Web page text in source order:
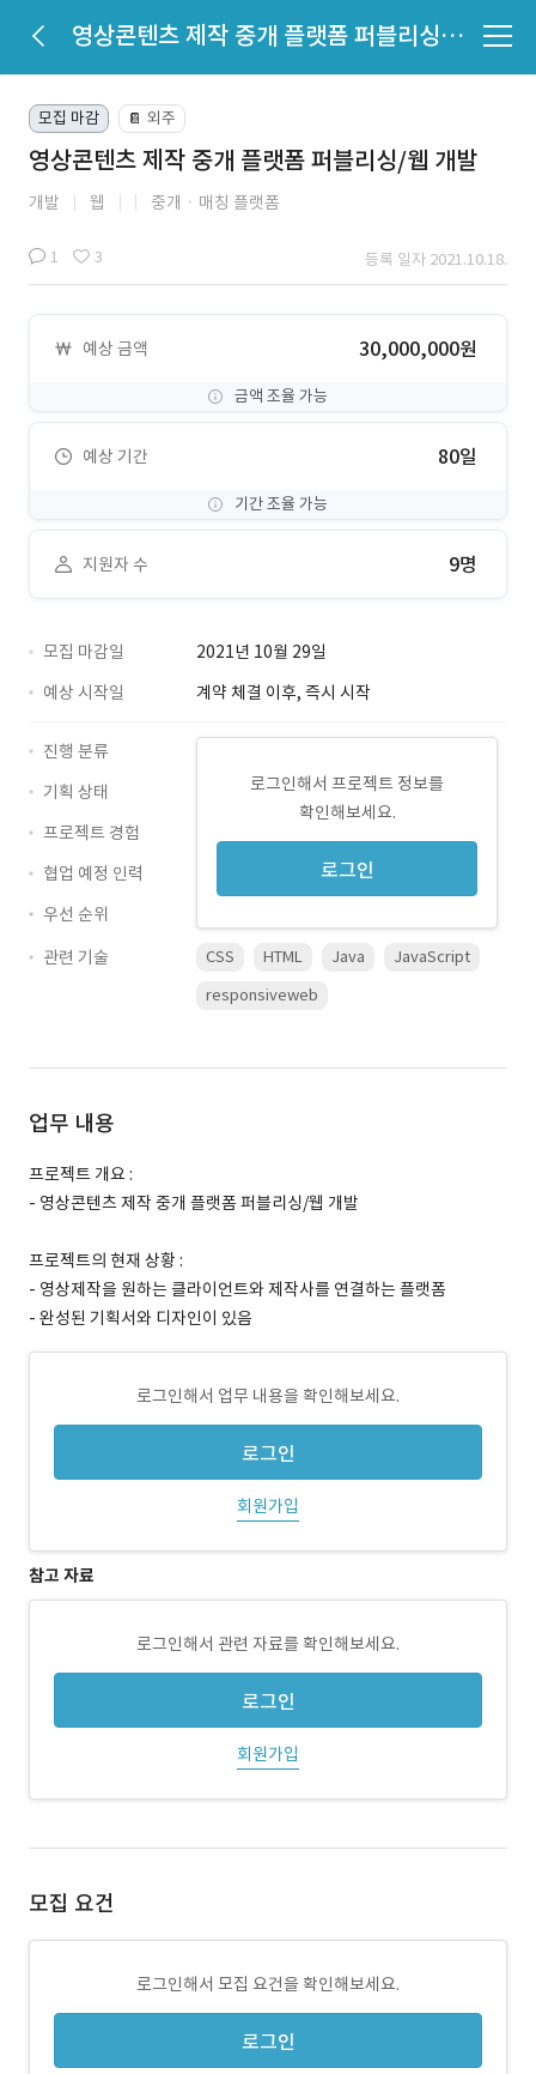
영상콘텐츠 제작 중개 플랫폼 퍼블리싱/웹 개발
모집 마감 📔 외주
영상콘텐츠 제작 중개 플랫폼 퍼블리싱/웹 개발
개발 웹 중개ㆍ매칭 플랫폼
1 3 등록 일자 2021.10.18.
예상 금액 30,000,000원
금액 조율 가능
예상 기간 80일
기간 조율 가능
지원자 수 9명
모집 마감일
2021년 10월 29일
예상 시작일
계약 체결 이후, 즉시 시작
로그인해서 프로젝트 정보를
확인해보세요.
로그인
진행 분류
기획 상태
프로젝트 경험
협업 예정 인력
우선 순위
관련 기술
CSS HTML Java
JavaScript
responsiveweb
업무 내용
프로젝트 개요 :
- 영상콘텐츠 제작 중개 플랫폼 퍼블리싱/웹 개발
프로젝트의 현재 상황 :
- 영상제작을 원하는 클라이언트와 제작사를 연결하는 플랫폼
- 완성된 기획서와 디자인이 있음
로그인해서 업무 내용을 확인해보세요.
로그인
회원가입
참고 자료
로그인해서 관련 자료를 확인해보세요.
로그인
회원가입
모집 요건
로그인해서 모집 요건을 확인해보세요.
로그인